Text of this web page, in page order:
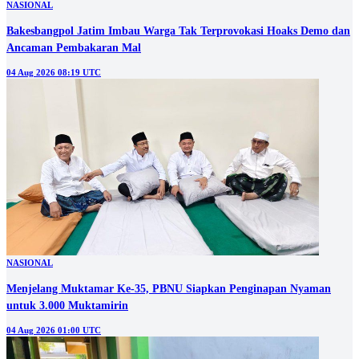
NASIONAL
Bakesbangpol Jatim Imbau Warga Tak Terprovokasi Hoaks Demo dan
Ancaman Pembakaran Mal
04 Aug 2026 08:19 UTC
NASIONAL
Menjelang Muktamar Ke-35, PBNU Siapkan Penginapan Nyaman
untuk 3.000 Muktamirin
04 Aug 2026 01:00 UTC